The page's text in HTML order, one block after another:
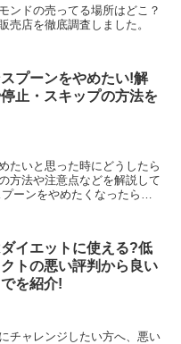
ンドの売ってる場所はどこ？
売店を徹底調査しました。
プーンをやめたい!解
止・スキップの方法を
たいと思った時にどうしたら
方法や注意点などを解説して
イエットに使える?低
トの悪い評判から良い
を紹介!
チャレンジしたい方へ、悪い